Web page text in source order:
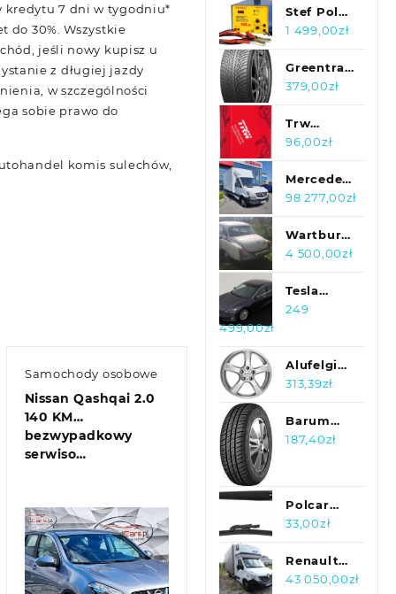
kredytu 7 dni w tygodniu*
do 30%. Wszystkie
jeśli nowy kupisz u
z długiej jazdy
w szczególności
sobie prawo do
komis sulechów,
Samochody osobowe
Nissan Qashqai 2.0
140 KM
bezwypadkowy
serwiso…
74AH
680A P+
BB
AR0013
Stef Pol
Automatyczna
Prostownik
Est 523
1 499,00zł
Greentrac
Winter
215/55R17
98V Xl Fr
379,00zł
Trw
Końcówka
Kierowniczego
Poprzecznego
40133
96,00zł
Mercedes
Sprinter
3.0 V6
190KM
98 277,00zł
Wartburg
312 delux
jezdzi do
renowacji
4 500,00zł
Tesla
Model S
249
499,00zł
Alufelgi
Enzo B
313,39zł
Barum
Brillantis
187,40zł
Polcar
Ramię
A Klasse
W176 12
33,00zł
Renault
Master
43 050,00zł